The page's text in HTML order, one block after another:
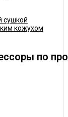
сушкой
кожухом
по